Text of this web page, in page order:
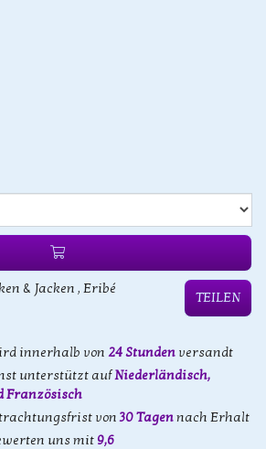
& Jacken , Eribé
TEILEN
innerhalb von 24 Stunden versandt
unterstützt aufNiederländisch,
Französisch
von30 Tagennach Erhalt
uns mit 9,6